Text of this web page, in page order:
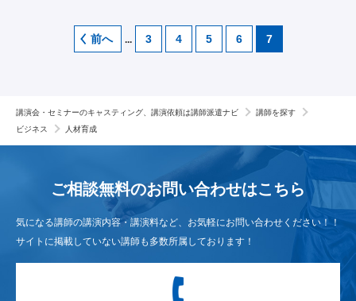
前へ ... 3 4 5 6 7
講演会・セミナーのキャスティング、講演依頼は講師派遣ナビ
講師を探す
ビジネス
人材育成
ご相談無料のお問い合わせはこちら
気になる講師の講演内容・講演料など、お気軽にお問い合わせください！！
サイトに掲載していない講師も多数所属しております！